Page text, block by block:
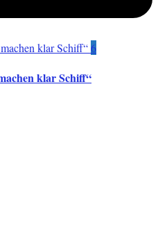
6
klar Schiff“